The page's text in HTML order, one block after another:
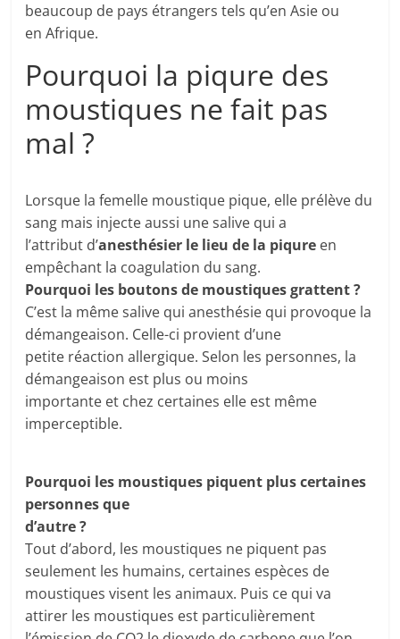
beaucoup de pays étrangers tels qu’en Asie ou
en Afrique.
Pourquoi la piqure des
moustiques ne fait pas
mal ?
Lorsque la femelle moustique pique, elle prélève du
sang mais injecte aussi une salive qui a
l’attribut d’anesthésier le lieu de la piqure en
empêchant la coagulation du sang.
Pourquoi les boutons de moustiques grattent ?
C’est la même salive qui anesthésie qui provoque la
démangeaison. Celle-ci provient d’une
petite réaction allergique. Selon les personnes, la
démangeaison est plus ou moins
importante et chez certaines elle est même
imperceptible.
Pourquoi les moustiques piquent plus certaines
personnes que
d’autre ?
Tout d’abord, les moustiques ne piquent pas
seulement les humains, certaines espèces de
moustiques visent les animaux. Puis ce qui va
attirer les moustiques est particulièrement